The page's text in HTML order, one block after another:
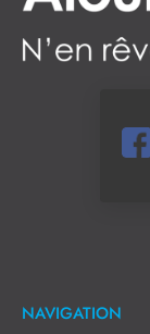
NAVIGATION